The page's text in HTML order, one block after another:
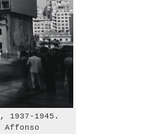
1937-1945.
Affonso